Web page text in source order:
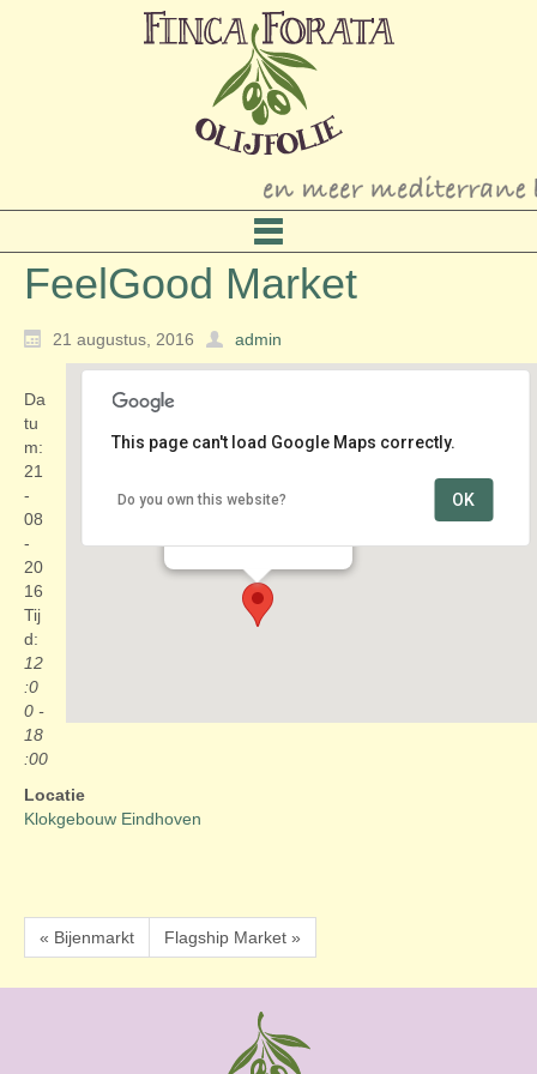
FeelGood Market
21 augustus, 2016 admin
Klokgebouw Eindhoven
This page can't load Google Maps correctly.
Do you own this website? OK
Da
tu
m:
21
-
08
-
20
16
Tij
d:
12
:0
0 -
18
:00
Locatie
Klokgebouw Eindhoven
« Bijenmarkt Flagship Market »